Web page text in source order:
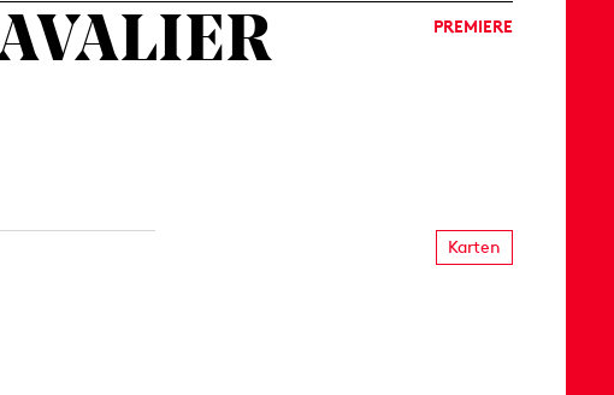
PREMIERE
Karten